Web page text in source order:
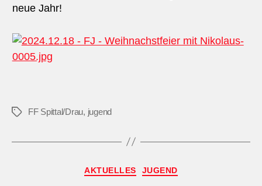
neue Jahr!
Schlagwörter
FF Spittal/Drau, jugend
Kategorien
AKTUELLES JUGEND